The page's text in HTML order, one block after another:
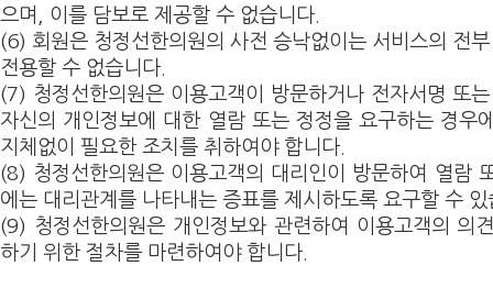
으며, 이를 담보로 제공할 수 없습니다.
(6) 회원은 청정선한의원의 사전 승낙없이는 서비스의 전
전용할 수 없습니다.
(7) 청정선한의원은 이용고객이 방문하거나 전자서명 또
자신의 개인정보에 대한 열람 또는 정정을 요구하는 경우
지체없이 필요한 조치를 취하여야 합니다.
(8) 청정선한의원은 이용고객의 대리인이 방문하여 열람
에는 대리관계를 나타내는 증표를 제시하도록 요구할 수 있
(9) 청정선한의원은 개인정보와 관련하여 이용고객의 의
하기 위한 절차를 마련하여야 합니다.